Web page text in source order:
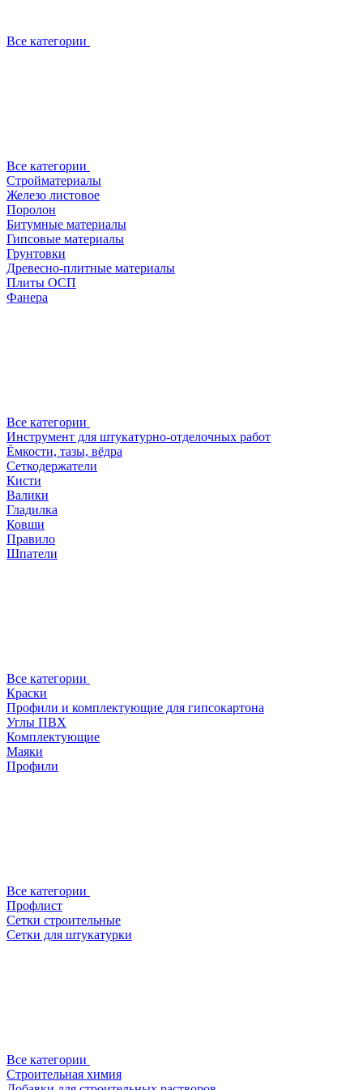
Все категории
Все категории
Стройматериалы
Железо листовое
Поролон
Битумные материалы
Гипсовые материалы
Грунтовки
Древесно-плитные материалы
Плиты ОСП
Фанера
Все категории
Инструмент для штукатурно-отделочных работ
Ёмкости, тазы, вёдра
Сеткодержатели
Кисти
Валики
Гладилка
Ковши
Правило
Шпатели
Все категории
Краски
Профили и комплектующие для гипсокартона
Углы ПВХ
Комплектующие
Маяки
Профили
Все категории
Профлист
Сетки строительные
Сетки для штукатурки
Все категории
Строительная химия